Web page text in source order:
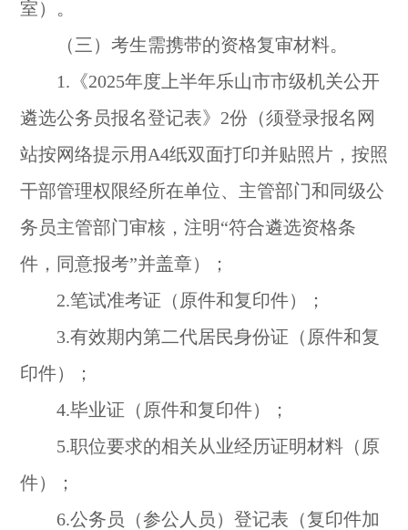
室）。
（三）考生需携带的资格复审材料。
1.《2025年度上半年乐山市市级机关公开
遴选公务员报名登记表》2份（须登录报名网
站按网络提示用A4纸双面打印并贴照片，按照
干部管理权限经所在单位、主管部门和同级公
务员主管部门审核，注明“符合遴选资格条
件，同意报考”并盖章）；
2.笔试准考证（原件和复印件）；
3.有效期内第二代居民身份证（原件和复
印件）；
4.毕业证（原件和复印件）；
5.职位要求的相关从业经历证明材料（原
件）；
6.公务员（参公人员）登记表（复印件加